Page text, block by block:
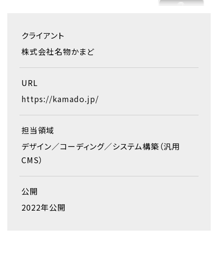
クライアント
株式会社名物かまど
URL
https://kamado.jp/
担当領域
デザイン
コーディング
システム構築（汎用
CMS）
公開
2022年公開